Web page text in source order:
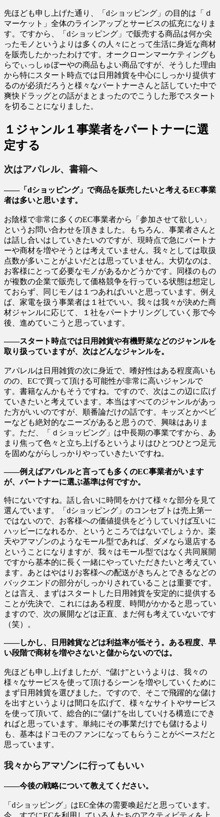
先ほども申し上げた通り、「dショッピング」の目的は「ｄ
マーケット」全体のラインアップとサービスの拡充になりま
す。ですから、「dショッピング」で販売する商品は何か尖
ったモノというよりは多くの人々にとって生活に身近な商材
を販売したかったわけです。オークローンマーケティングも
らでぃっしゅぼーやの商品もよい商品ですが、そうした理由
から特にスタート時点では日用雑貨を中心にしっかり提供す
るのが必須だろうと様々なパートナーさんと話していた中で
爽快ドラッグとの話がまとまったのでこうした形でスタート
を切ることになりました。
１ジャンル１事業者をパートナーに選
定する
次はアパレル、書籍へ
――「dショッピング」で商品を販売したいと考えるEC事業
者は多いと思います。
お陰様で非常に多くのEC事業者から「参加させて欲しい」
というお問い合わせを頂きました。もちろん、事業者さんと
は話し合いはしていきたいのですが、現時点で急にパートナ
ーや商材を増やそうとは考えていません。我々としては取扱
点数が多いことがよいだとは思っていません。大切なのは、
お客様にとって必要なモノがあるかどうかです。同様のもの
が複数の企業で販売して価格競争を行っている状態は想定し
ておらず、同じモノは１つあればいいと思っています。例え
ば、家電を扱う事業者は１社でいい。我々は我々が決めた商
材ジャンルに応じて、１社をパートナリングしていく形で今
後、進めていこうと思っています。
――スタート時点では日用雑貨や有機野菜などのジャンルを
取り扱っていますが、次はどんなジャンルを。
アパレルは日用雑貨の次に身近で、嗜好性はある程度高いも
のの、ECで買って頂ける可能性が非常に高いジャンルで
す。書籍なんかもそうですね。ですので、次はこの辺に広げ
ていきたいと考えています。本当はすべてのジャンルがあっ
た方がいいのですが、順番論だけの話です。キッズとかベビ
ーなども絶対的なニーズがあると思うので、興味はありま
す。ただ、「ｄショッピング」は中長期の事業ですから、あ
まり焦って色々と立ち上げるというよりはひとつひとつ足元
を固めながらしっかりやっていきたいですね。
――例えばアパレルと言っても多くのEC事業者がいます
が、パートナーに選ぶ基準は何ですか。
特にないですね。話し合いに時間をかけて様々な部分を見て
選んでいます。「dショッピング」のコンセプトは売上第一
ではないので、お客様への価値提供をどうしていけば互いに
ハッピーになれるか、というところではないでしょうか。楽
天やアマゾンのようなモール型であれば、ダメなら退店する
ということになりますが、我々はモール型ではなく共同展開
ですから基本的に長く一緒にやっていただきたいと考えてい
ます。あとはやはりお客様への配送がきちんとできるなどの
バックエンドの部分がしっかりされていることは重要です。
とは言え、まずはスタートした日用雑貨を安定的に提供する
ことが先決で、これにはある程度、時間がかかると思ってい
ますので、次の展開などは正直、まだ何も考えていないです
（笑）。
――しかし、日用雑貨などは利益率が低そう。ある程度、早
い段階で商材を増やさないと儲からないのでは。
先ほども申し上げましたが、“儲け”というよりは、我々の
様々なサービスを使って頂けるシーンを増やしていくために
まず日用雑貨を選びました。ですので、そこで飛躍的な儲け
を出すというよりは間口を広げて、様々なサイトやサービス
を使って頂いて、総合的に“儲け”を出していける構造にでき
ればと思っています。単純にその事業だけでも儲けるより
も、基本はドコモのファンになってもらうことがベースだと
思っています。
我々からアマゾンに行ってもいい
――今後の戦略について教えてください。
「dショッピング」はEC全体の需要喚起だと思っています。